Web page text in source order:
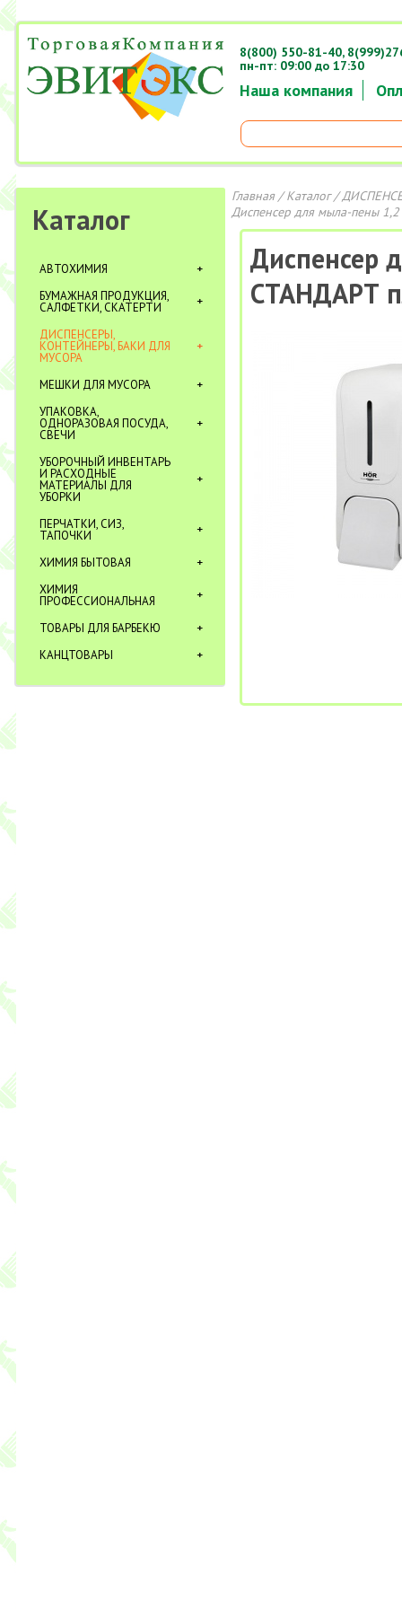
Наша компания
8(800) 550-81-40,
пн-пт: 09:00 до 17:30
Каталог
АВТОХИМИЯ
БУМАЖНАЯ ПРОДУКЦИЯ,
САЛФЕТКИ, СКАТЕРТИ
ДИСПЕНСЕРЫ,
КОНТЕЙНЕРЫ, БАКИ ДЛЯ
МУСОРА
МЕШКИ ДЛЯ МУСОРА
УПАКОВКА,
ОДНОРАЗОВАЯ ПОСУДА,
СВЕЧИ
УБОРОЧНЫЙ ИНВЕНТАРЬ
И РАСХОДНЫЕ
МАТЕРИАЛЫ ДЛЯ
УБОРКИ
ПЕРЧАТКИ, СИЗ,
ТАПОЧКИ
ХИМИЯ БЫТОВАЯ
ХИМИЯ
ПРОФЕССИОНАЛЬНАЯ
ТОВАРЫ ДЛЯ БАРБЕКЮ
КАНЦТОВАРЫ
Главная/Каталог/
Диспенсер для мыла-пены
Диспенсер
СТАНДАРТ